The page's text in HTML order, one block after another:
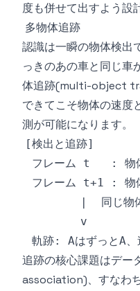
度も併せて出すよう設
多物体追跡
認識は一瞬の物体検出
っきのあの車と同じ車
体追跡(multi-object
できてこそ物体の速度
測が可能になります。
追跡の核心課題はデー
association)、すなわ